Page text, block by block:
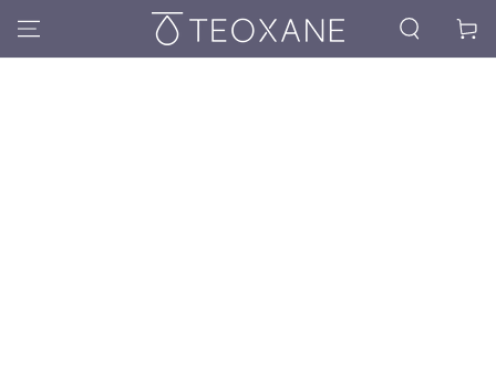
Kosár